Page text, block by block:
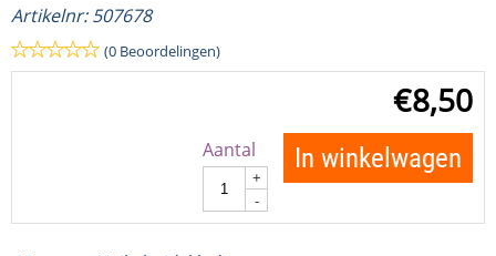
Artikelnr: 507678
(0 Beoordelingen)
€8,50
Aantal
+
-
In winkelwagen